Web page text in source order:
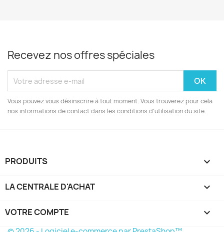
Recevez nos offres spéciales
Vous pouvez vous désinscrire à tout moment. Vous trouverez pour cela
nos informations de contact dans les conditions d'utilisation du site.
PRODUITS 
LA CENTRALE D'ACHAT 
VOTRE COMPTE 